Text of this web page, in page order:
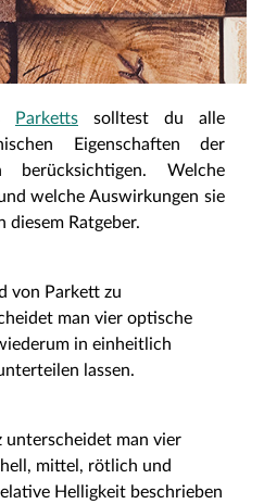
Parketts solltest du alle
Eigenschaften der
berücksichtigen. Welche
welche Auswirkungen sie
diesem Ratgeber.
von Parkett zu
man vier optische
in einheitlich
lassen.
unterscheidet man vier
mittel, rötlich und
Helligkeit beschrieben